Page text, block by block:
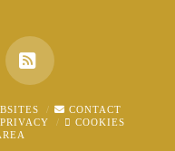
RSS CONTACT
PRIVACY
COOKIES